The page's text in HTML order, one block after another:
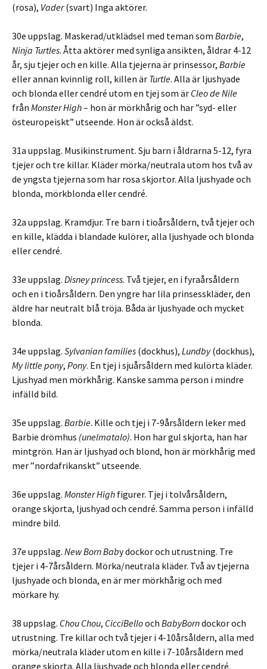
(rosa), Vader(svart) Inga aktörer.
30e uppslag. Maskerad/utklädsel med teman som Barbie,
Ninja Turtles. Åtta aktörer med synliga ansikten, åldrar 4-12
år, sju tjejer och en kille. Alla tjejerna är prinsessor, Barbie
eller annan kvinnlig roll, killen är Turtle. Alla är ljushyade
och blonda eller cendré utom en tjej som är Cleo de Nile
från Monster High– hon är mörkhårig och har ”syd- eller
östeuropeiskt” utseende. Hon är också äldst.
31a uppslag. Musikinstrument. Sju barn i åldrarna 5-12, fyra
tjejer och tre killar. Kläder mörka/neutrala utom hos två av
de yngsta tjejerna som har rosa skjortor. Alla ljushyade och
blonda, mörkblonda eller cendré.
32a uppslag. Kramdjur. Tre barn i tioårsåldern, två tjejer och
en kille, klädda i blandade kulörer, alla ljushyade och blonda
eller cendré.
33e uppslag. Disney princess. Två tjejer, en i fyraårsåldern
och en i tioårsåldern. Den yngre har lila prinsesskläder, den
äldre har neutralt blå tröja. Båda är ljushyade och mycket
blonda.
34e uppslag. Sylvanian families (dockhus), Lundby(dockhus),
My little pony, Pony. En tjej i sjuårsåldern med kulörta kläder.
Ljushyad men mörkhårig. Kanske samma person i mindre
infälld bild.
35e uppslag. Barbie. Kille och tjej i 7-9årsåldern leker med
Barbie drömhus (unelmatalo). Hon har gul skjorta, han har
mintgrön. Han är ljushyad och blond, hon är mörkhårig med
mer ”nordafrikanskt” utseende.
36e uppslag. Monster High figurer. Tjej i tolvårsåldern,
orange skjorta, ljushyad och cendré. Samma person i infälld
mindre bild.
37e uppslag. New Born Baby dockor och utrustning. Tre
tjejer i 4-7årsåldern. Mörka/neutrala kläder. Två av tjejerna
ljushyade och blonda, en är mer mörkhårig och med
mörkare hy.
38 uppslag. Chou Chou, CicciBellooch BabyBorndockor och
utrustning. Tre killar och två tjejer i 4-10årsåldern, alla med
mörka/neutrala kläder utom en kille i 7-10årsåldern med
orange skjorta. Alla ljushyade och blonda eller cendré.